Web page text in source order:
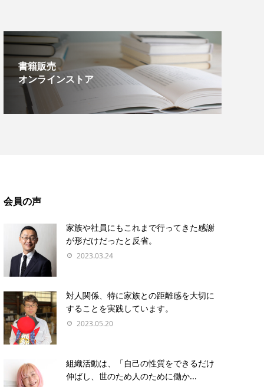
書籍販売
オンラインストア
会員の声
家族や社員にもこれまで行ってきた感謝
が形だけだったと反省。
2023.03.24
対人関係、特に家族との距離感を大切に
することを実践しています。
2023.05.20
組織活動は、「自己の性質をできるだけ
伸ばし、世のため人のために働か...